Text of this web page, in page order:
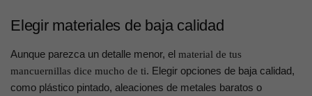
Elegir materiales de baja calidad
Aunque parezca un detalle menor, el material de tus
mancuernillas dice mucho de ti. Elegir opciones de baja calidad,
como plástico pintado, aleaciones de metales baratos o